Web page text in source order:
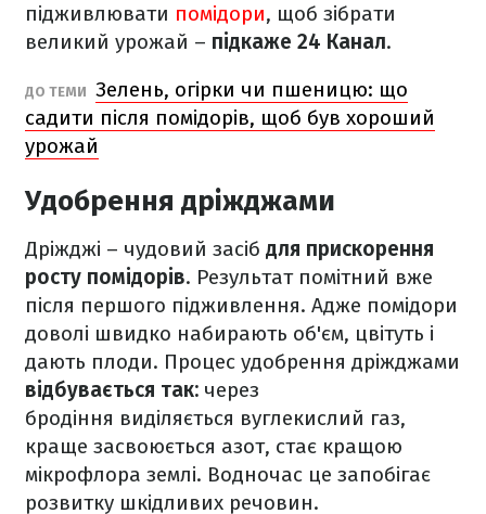
підживлювати помідори, щоб зібрати
великий урожай – підкаже 24 Канал.
ДО ТЕМИ Зелень, огірки чи пшеницю: що
садити після помідорів, щоб був хороший
урожай
Удобрення дріжджами
Дріжджі – чудовий засіб для прискорення
росту помідорів. Результат помітний вже
після першого підживлення. Адже помідори
доволі швидко набирають об'єм, цвітуть і
дають плоди. Процес удобрення дріжджами
відбувається так: через
бродіння виділяється вуглекислий газ,
краще засвоюється азот, стає кращою
мікрофлора землі. Водночас це запобігає
розвитку шкідливих речовин.